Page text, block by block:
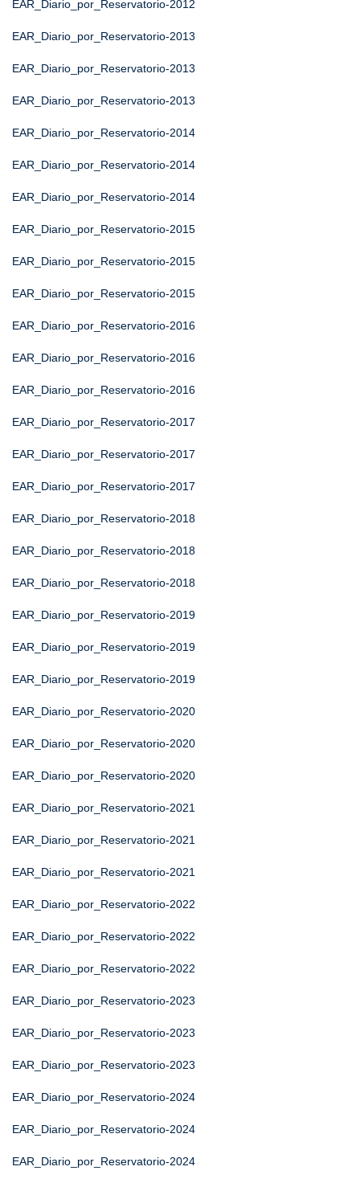
EAR_Diario_por_Reservatorio-2012
EAR_Diario_por_Reservatorio-2013
EAR_Diario_por_Reservatorio-2013
EAR_Diario_por_Reservatorio-2013
EAR_Diario_por_Reservatorio-2014
EAR_Diario_por_Reservatorio-2014
EAR_Diario_por_Reservatorio-2014
EAR_Diario_por_Reservatorio-2015
EAR_Diario_por_Reservatorio-2015
EAR_Diario_por_Reservatorio-2015
EAR_Diario_por_Reservatorio-2016
EAR_Diario_por_Reservatorio-2016
EAR_Diario_por_Reservatorio-2016
EAR_Diario_por_Reservatorio-2017
EAR_Diario_por_Reservatorio-2017
EAR_Diario_por_Reservatorio-2017
EAR_Diario_por_Reservatorio-2018
EAR_Diario_por_Reservatorio-2018
EAR_Diario_por_Reservatorio-2018
EAR_Diario_por_Reservatorio-2019
EAR_Diario_por_Reservatorio-2019
EAR_Diario_por_Reservatorio-2019
EAR_Diario_por_Reservatorio-2020
EAR_Diario_por_Reservatorio-2020
EAR_Diario_por_Reservatorio-2020
EAR_Diario_por_Reservatorio-2021
EAR_Diario_por_Reservatorio-2021
EAR_Diario_por_Reservatorio-2021
EAR_Diario_por_Reservatorio-2022
EAR_Diario_por_Reservatorio-2022
EAR_Diario_por_Reservatorio-2022
EAR_Diario_por_Reservatorio-2023
EAR_Diario_por_Reservatorio-2023
EAR_Diario_por_Reservatorio-2023
EAR_Diario_por_Reservatorio-2024
EAR_Diario_por_Reservatorio-2024
EAR_Diario_por_Reservatorio-2024